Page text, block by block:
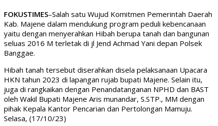
FOKUSTIMES–Salah satu Wujud Komitmen Pemerintah Daerah
Kab. Majene dalam mendukung program peduli kebencanaan
yaitu dengan menyerahkan Hibah berupa tanah dan bangunan
seluas 2016 M terletak di jl Jend Achmad Yani depan Polsek
Banggae.
Hibah tanah tersebut diserahkan disela pelaksanaan Upacara
HKN tahun 2023 di lapangan rujab bupati Majene. Selain itu,
juga di rangkaikan dengan Penandatanganan NPHD dan BAST
oleh Wakil Bupati Majene Aris munandar, S.STP., MM dengan
pihak Kepala Kantor Pencarian dan Pertolongan Mamuju.
Selasa, (17/10/23)